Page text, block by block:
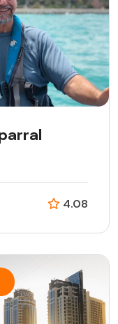
4.08